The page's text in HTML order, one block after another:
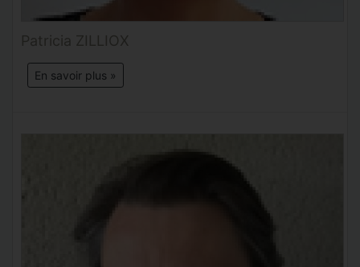
Patricia ZILLIOX
En savoir plus »